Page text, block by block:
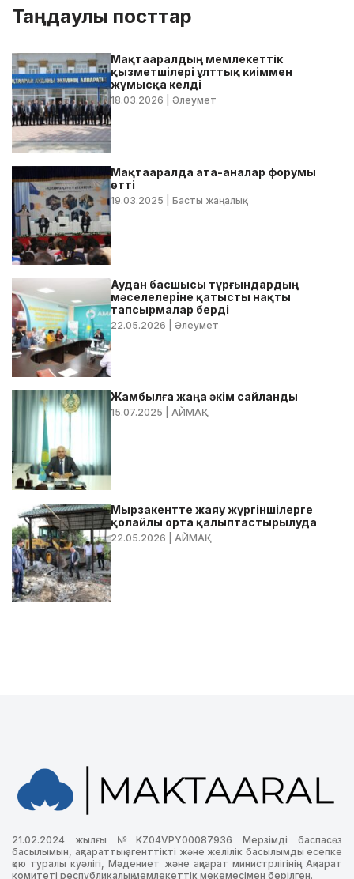
Таңдаулы посттар
Мақтааралдың мемлекеттік
қызметшілері ұлттық киіммен
жұмысқа келді
18.03.2026 | Әлеумет
Мақтааралда ата-аналар форумы
өтті
19.03.2025 | Басты жаңалық
Аудан басшысы тұрғындардың
мәселелеріне қатысты нақты
тапсырмалар берді
22.05.2026 | Әлеумет
Жамбылға жаңа әкім сайланды
15.07.2025 | АЙМАҚ
Мырзакентте жаяу жүргіншілерге
қолайлы орта қалыптастырылуда
22.05.2026 | АЙМАҚ
21.02.2024 жылғы №KZ04VPY00087936 Мерзімді баспасөз
басылымын, ақпараттық агенттікті және желілік басылымды есепке
қою туралы куәлігі, Мәдениет және ақпарат министрлігінің Ақпарат
комитеті республикалық мемлекеттік мекемесімен берілген.